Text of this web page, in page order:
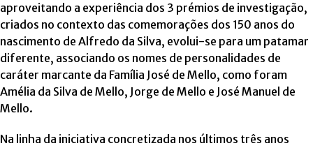
aproveitando a experiência dos 3 prémios de investigação,
criados no contexto das comemorações dos 150 anos do
nascimento de Alfredo da Silva, evolui-se para um patamar
diferente, associando os nomes de personalidades de
caráter marcante da Família José de Mello, como foram
Amélia da Silva de Mello, Jorge de Mello e José Manuel de
Mello.
Na linha da iniciativa concretizada nos últimos três anos